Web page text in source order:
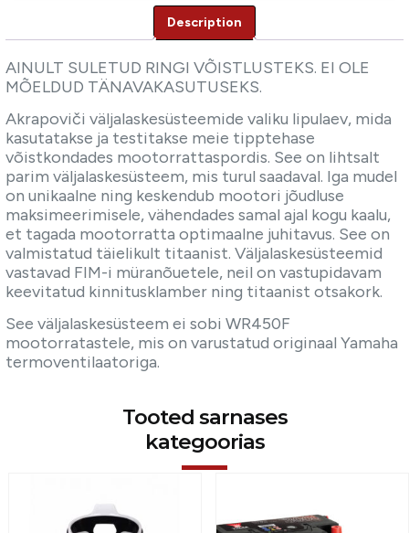
Description
AINULT SULETUD RINGI VÕISTLUSTEKS. EI OLE
MÕELDUD TÄNAVAKASUTUSEKS.
Akrapoviči väljalaskesüsteemide valiku lipulaev, mida
kasutatakse ja testitakse meie tipptehase
võistkondades mootorrattaspordis. See on lihtsalt
parim väljalaskesüsteem, mis turul saadaval. Iga mudel
on unikaalne ning keskendub mootori jõudluse
maksimeerimisele, vähendades samal ajal kogu kaalu,
et tagada mootorratta optimaalne juhitavus. See on
valmistatud täielikult titaanist. Väljalaskesüsteemid
vastavad FIM-i müranõuetele, neil on vastupidavam
keevitatud kinnitusklamber ning titaanist otsakork.
See väljalaskesüsteem ei sobi WR450F
mootorratastele, mis on varustatud originaal Yamaha
termoventilaatoriga.
Tooted sarnases
kategoorias